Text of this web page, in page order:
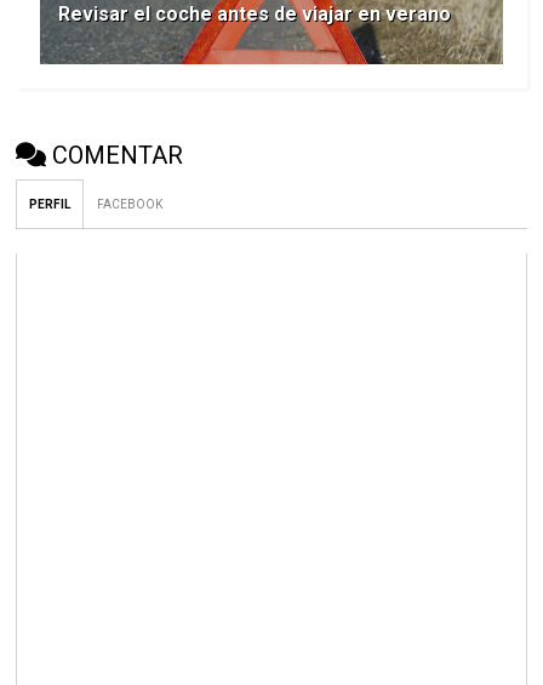
Revisar el coche antes de viajar en verano
COMENTAR
PERFIL FACEBOOK